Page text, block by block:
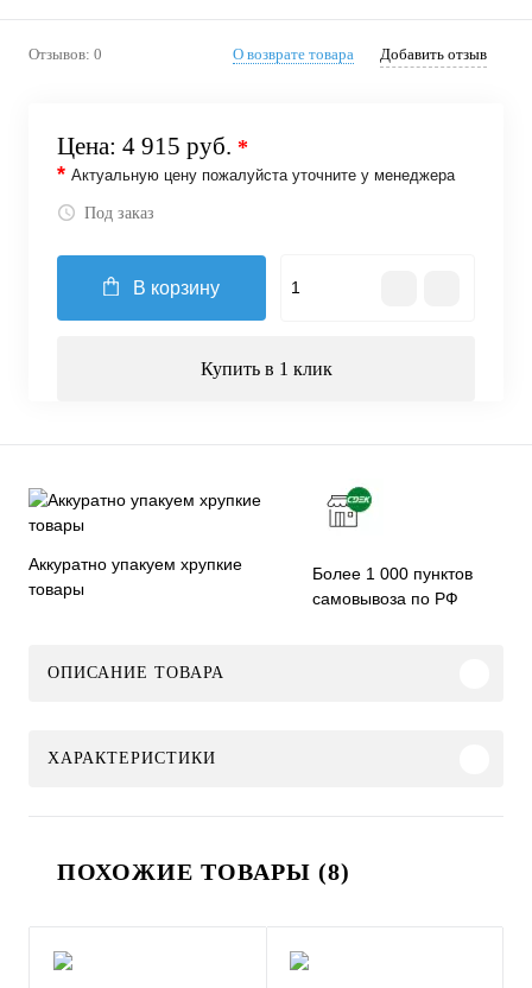
Отзывов: 0 О возврате товара Добавить отзыв
Цена: 4 915 руб. *
* Актуальную цену пожалуйста уточните у менеджера
Под заказ
В корзину
Купить в 1 клик
Аккуратно упакуем хрупкие
товары
Более 1 000 пунктов
самовывоза по РФ
ОПИСАНИЕ ТОВАРА
ХАРАКТЕРИСТИКИ
ПОХОЖИЕ ТОВАРЫ (8)